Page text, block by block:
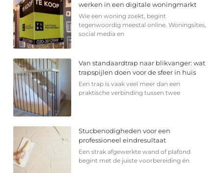
werken in een digitale woningmarkt
Wie een woning zoekt, begint
tegenwoordig meestal online. Woningsites,
social media en
Van standaardtrap naar blikvanger: wat
trapspijlen doen voor de sfeer in huis
Een trap is vaak veel meer dan een
praktische verbinding tussen twee
Stucbenodigheden voor een
professioneel eindresultaat
Een strak afgewerkte wand of plafond
begint met de juiste voorbereiding én